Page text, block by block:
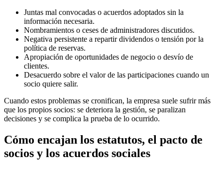
Juntas mal convocadas o acuerdos adoptados sin la
información necesaria.
Nombramientos o ceses de administradores discutidos.
Negativa persistente a repartir dividendos o tensión por la
política de reservas.
Apropiación de oportunidades de negocio o desvío de
clientes.
Desacuerdo sobre el valor de las participaciones cuando un
socio quiere salir.
Cuando estos problemas se cronifican, la empresa suele sufrir más
que los propios socios: se deteriora la gestión, se paralizan
decisiones y se complica la prueba de lo ocurrido.
Cómo encajan los estatutos, el pacto de
socios y los acuerdos sociales